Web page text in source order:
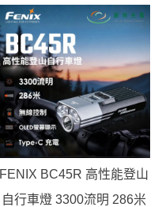
FENIX BC45R 高性能登山
自行車燈 3300流明 286米